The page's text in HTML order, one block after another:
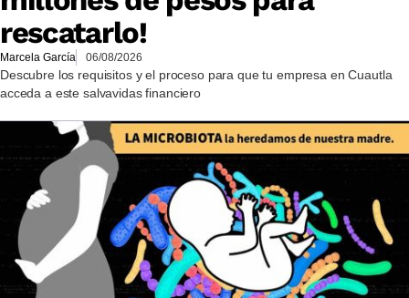
rescatarlo!
Marcela García 06/08/2026
Descubre los requisitos y el proceso para que tu empresa en Cuautla
acceda a este salvavidas financiero